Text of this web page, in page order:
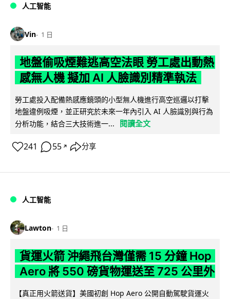
人工智能
Vin 1 日
地盤偷吸煙難逃高空法眼 勞工處出動熱
感無人機 擬加 AI 人臉識別精準執法
勞工處投入配備熱感應鏡頭的小型無人機進行高空巡邏以打擊
地盤違例吸煙，並正研究於未來一年內引入 AI 人臉識別與行為
分析功能，結合三大技術進一...
閱讀全文
241 55 ↗ 分享
人工智能
Lawton 1 日
貨運火箭 沖繩飛台灣僅需 15 分鐘 Hop
Aero 將 550 磅貨物運送至 725 公里外
【真正用火箭送貨】美國初創 Hop Aero 公開自動駕駛貨運火